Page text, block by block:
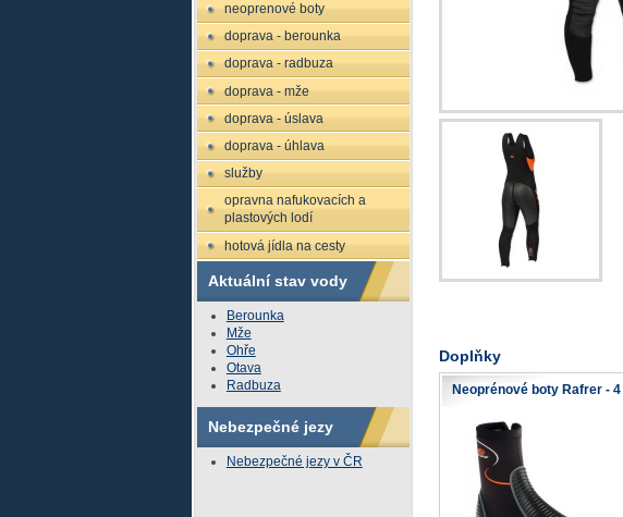
Doplňky
Neoprénové boty Rafrer - 4
neoprenové boty
doprava - berounka
doprava - radbuza
doprava - mže
doprava - úslava
doprava - úhlava
služby
opravna nafukovacích a
plastových lodí
hotová jídla na cesty
Aktuální stav vody
Berounka
Mže
Ohře
Otava
Radbuza
Nebezpečné jezy
Nebezpečné jezy v ČR